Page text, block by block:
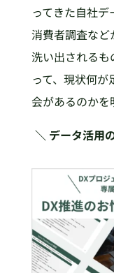
ってきた自社デ
消費者調査など
洗い出されるも
って、現状何
会があるのかを
＼ データ活用